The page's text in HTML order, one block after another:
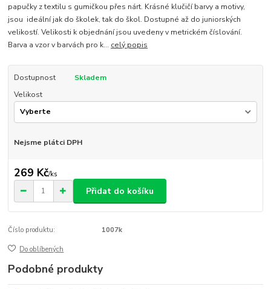
papučky z textilu s gumičkou přes nárt. Krásné klučičí barvy a motivy,
jsou ideální jak do školek, tak do škol. Dostupné až do juniorských
velikostí. Velikosti k objednání jsou uvedeny v metrickém číslování.
Barva a vzor v barvách pro k... celý popis
Dostupnost
Skladem
Velikost
Nejsme plátci DPH
269 Kč/ks
Přidat do košíku
Číslo produktu: 1007k
Do oblíbených
Podobné produkty